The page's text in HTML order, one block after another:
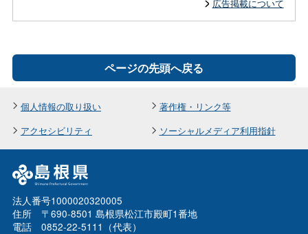
広告掲載について
ページの先頭へ戻る
個人情報の取り扱い
著作権・リンク等
アクセシビリティ
ソーシャルメディア利用指針
法人番号1000020320005
住所 〒690-8501 島根県松江市殿町1番地
電話 0852-22-5111（代表）